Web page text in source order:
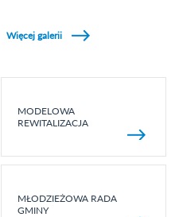
Więcej galerii
MODELOWA
REWITALIZACJA
MŁODZIEŻOWA RADA
GMINY